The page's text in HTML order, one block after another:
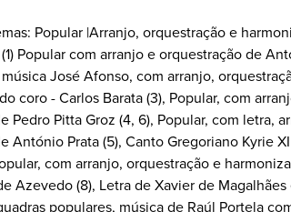
Popular |Arranjo, orquestração e
Popular com arranjo e orquestração de
José Afonso, com arranjo,
coro - Carlos Barata (3), Popular, com
Pedro Pitta Groz (4, 6), Popular, com letra,
António Prata (5), Canto Gregoriano Kyrie
com arranjo, orquestração e
Azevedo (8), Letra de Xavier de
populares, música de Raúl Portela